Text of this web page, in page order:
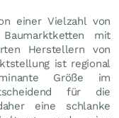
einer Vielzahl von
mit
Herstellern von
ist regional
Größe im
für die
eine schlanke